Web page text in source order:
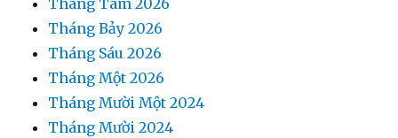
Tháng Tám 2026
Tháng Bảy 2026
Tháng Sáu 2026
Tháng Một 2026
Tháng Mười Một 2024
Tháng Mười 2024